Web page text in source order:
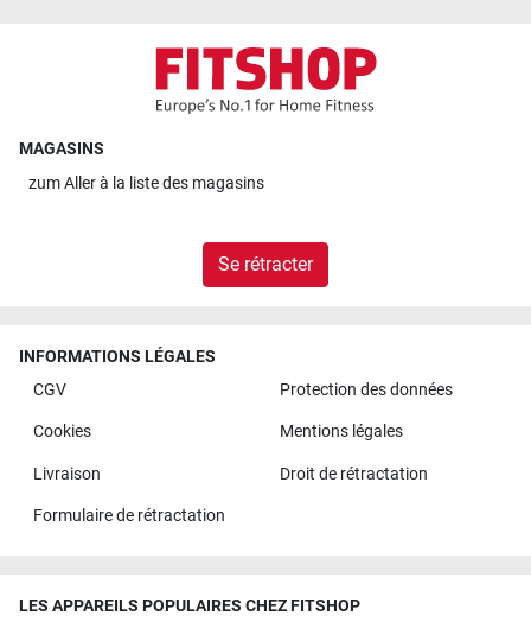
MAGASINS
zumAller à la liste des magasins
Se rétracter
INFORMATIONS LÉGALES
CGV
Protection des données
Cookies Mentions légales
Livraison Droit de rétractation
Formulaire de rétractation
LES APPAREILS POPULAIRES CHEZ FITSHOP